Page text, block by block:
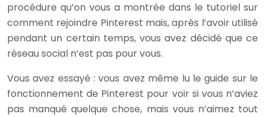
procédure qu’on vous a montrée dans le tutoriel sur
comment rejoindre Pinterest mais, après l’avoir utilisé
pendant un certain temps, vous avez décidé que ce
réseau social n’est pas pour vous.
Vous avez essayé : vous avez même lu le guide sur le
fonctionnement de Pinterest pour voir si vous n’aviez
pas manqué quelque chose, mais vous n’aimez tout